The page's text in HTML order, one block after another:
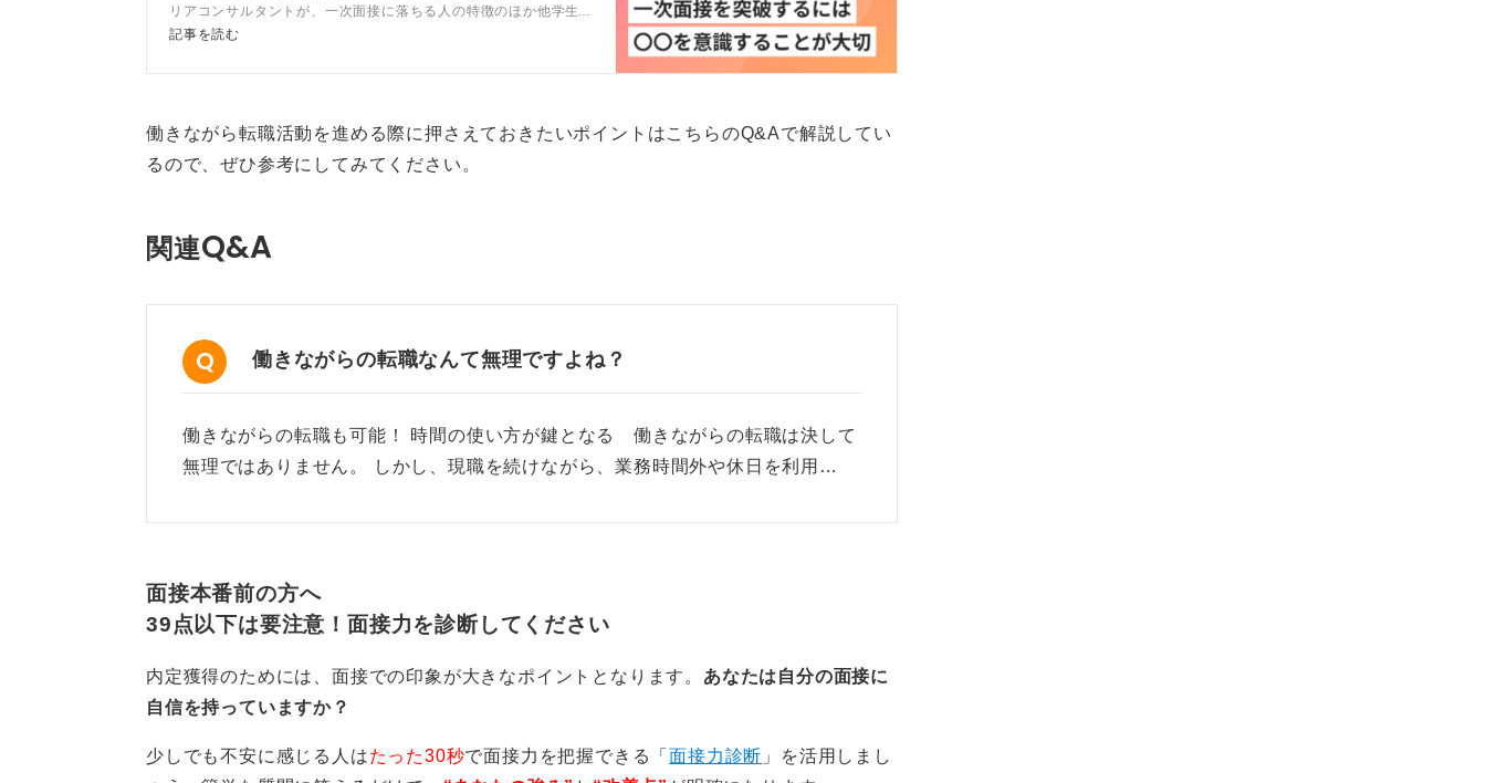
たとえば、お風呂のなかで面接の練習を声に出してしてみたり、移動時間や通勤
0
リアコンサルタントが、一次面接に落ちる人の特徴のほか他学生
との差別化方法など通過率が格段に上がる秘訣を紹介します
記事を読む
働きながら転職活動を進める際に押さえておきたいポイントはこちらのQ&Aで解説してい
るので、ぜひ参考にしてみてください。
関連Q&A
働きながらの転職なんて無理ですよね？
働きながらの転職も可能！ 時間の使い方が鍵となる 働きながらの転職は決して
無理ではありません。 しかし、現職を続けながら、業務時間外や休日を利用…
面接本番前の方へ
39点以下は要注意！面接力を診断してください
内定獲得のためには、面接での印象が大きなポイントとなります。 あなたは自分の面接に
自信を持っていますか？
少しでも不安に感じる人はたった30秒で面接力を把握できる「面接力診断 」を活用しまし